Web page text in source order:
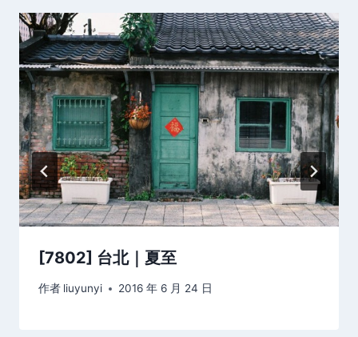
[7802] 台北｜夏至
作者 liuyunyi 2016 年 6 月 24 日